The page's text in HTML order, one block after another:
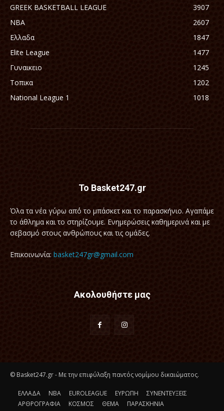
GREEK BASKETBALL LEAGUE
3907
NBA
2607
Ελλαδα
1847
Elite League
1477
Γυναικειο
1245
Τοπικα
1202
National League 1
1018
Το Basket247.gr
Όλα τα νέα γύρω απ΄ό το μπάσκετ και το παρασκήνιο. Αγαπάμε
το άθλημα και το στηρίζουμε. Ενημερώσεις καθημερινά και με
σεβασμό στους ανθρώπους και τις ομάδες.
Επικοινωνία: basket247gr@gmail.com
Ακολουθήστε μας
© Basket247.gr - Με την επιφύλαξη παντός νομίμου δικαιώματος.
EΛΛΑΔΑ NBA ΕUROLEAGUE ΕΥΡΩΠΗ
ΣΥΝΕΝΤΕΥΞΕΙΣ
ΑΡΘΡΟΓΡΑΦΙΑ
ΚΟΣΜΟΣ ΘΕΜΑ ΠΑΡΑΣΚΗΝΙΑ